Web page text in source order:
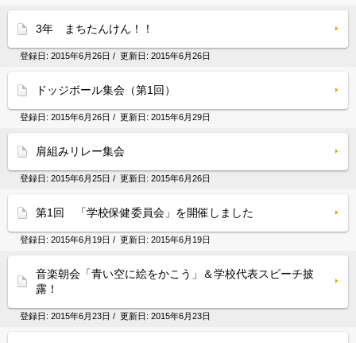
3年 まちたんけん！！
登録日: 2015年6月26日 / 更新日: 2015年6月26日
ドッジボール集会（第1回）
登録日: 2015年6月26日 / 更新日: 2015年6月29日
肩組みリレー集会
登録日: 2015年6月25日 / 更新日: 2015年6月26日
第1回 「学校保健委員会」を開催しました
登録日: 2015年6月19日 / 更新日: 2015年6月19日
音楽朝会「青い空に絵をかこう」＆学校代表スピーチ披
露！
登録日: 2015年6月23日 / 更新日: 2015年6月23日